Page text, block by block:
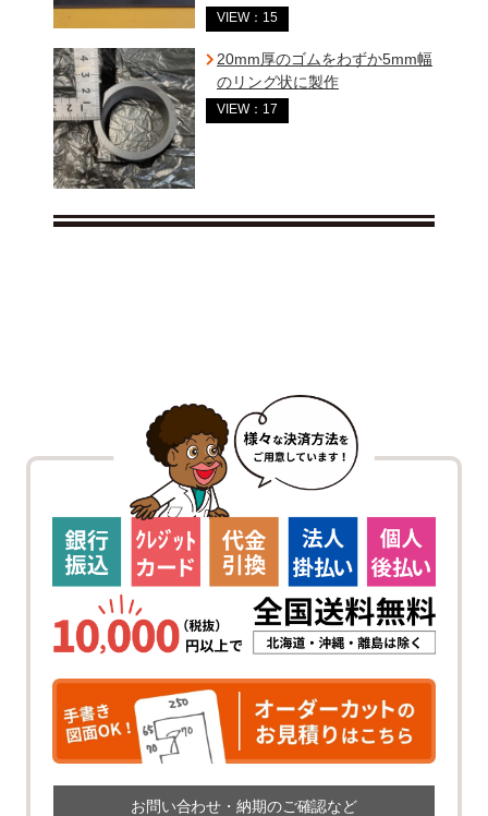
VIEW：15
20mm厚のゴムをわずか5mm幅
のリング状に製作
VIEW：17
お問い合わせ・納期のご確認など